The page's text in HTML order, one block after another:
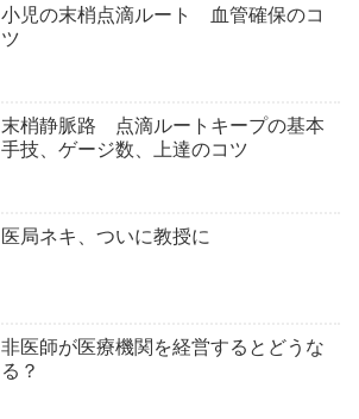
小児の末梢点滴ルート 血管確保のコ
ツ
末梢静脈路 点滴ルートキープの基本
手技、ゲージ数、上達のコツ
医局ネキ、ついに教授に
非医師が医療機関を経営するとどうな
る？